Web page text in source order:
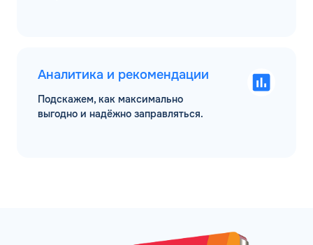
Аналитика и рекомендации
Подскажем, как максимально
выгодно и надёжно заправляться.